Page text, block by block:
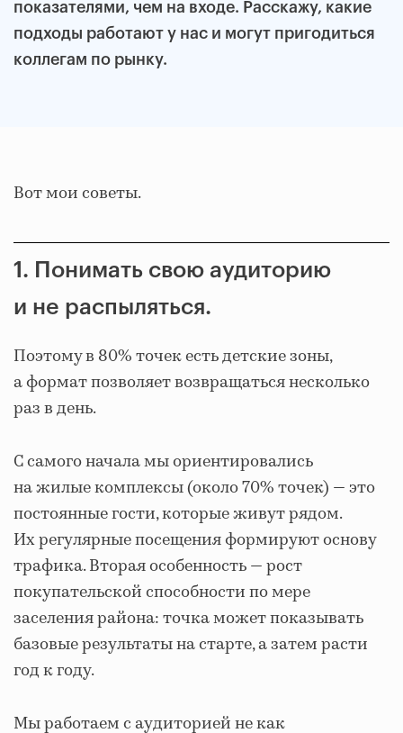
показателями, чем на входе. Расскажу, какие
подходы работают у нас и могут пригодиться
коллегам по рынку.
Вот мои советы.
1. Понимать свою аудиторию
и не распыляться.
Поэтому в 80% точек есть детские зоны,
а формат позволяет возвращаться несколько
раз в день.
С самого начала мы ориентировались
на жилые комплексы (около 70% точек) — это
постоянные гости, которые живут рядом.
Их регулярные посещения формируют основу
трафика. Вторая особенность — рост
покупательской способности по мере
заселения района: точка может показывать
базовые результаты на старте, а затем расти
год к году.
Мы работаем с аудиторией не как